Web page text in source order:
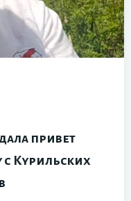
привет
с Курильских